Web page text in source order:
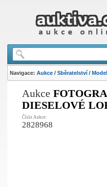
Navigace: Aukce/ Sběratelství/
Aukce
DIESELOVÉ
Číslo Aukce:
2828968